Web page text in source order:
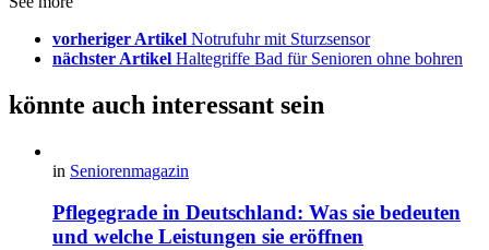
vorheriger Artikel Notrufuhr mit Sturzsensor
nächster Artikel Haltegriffe Bad für Senioren ohne bohren
könnte auch interessant sein
in Seniorenmagazin
Pflegegrade in Deutschland: Was sie bedeuten
und welche Leistungen sie eröffnen